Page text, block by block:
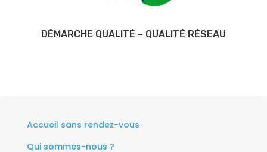
DÉMARCHE QUALITÉ – QUALITÉ RÉSEAU
Accueil sans rendez-vous
Qui sommes-nous ?